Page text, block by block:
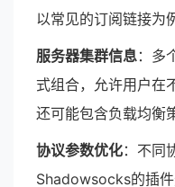
以常见的订阅链接为
服务器集群信息：多
式组合，允许用户在
还可能包含负载均衡
协议参数优化：不同
Shadowsocks的插